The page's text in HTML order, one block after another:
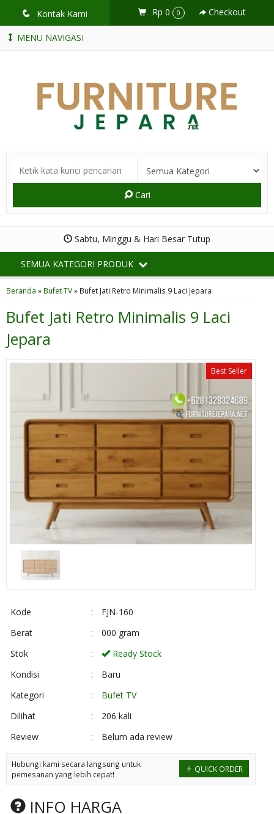
q Kontak Kami Rp 0 0 Checkout
MENU NAVIGASI
Cari
Sabtu, Minggu & Hari Besar Tutup
SEMUA KATEGORI PRODUK
Beranda » Bufet TV» Bufet Jati Retro Minimalis 9 Laci Jepara
Bufet Jati Retro Minimalis 9 Laci
Jepara
Best Seller
Kode :
FJN-160
Berat
:
000 gram
Stok
:
Ready Stock
Kondisi
:
Baru
Kategori
:
Bufet TV
Dilihat
:
206 kali
Review
: Belum ada review
QUICK ORDER
Hubungi kami secara langsung untuk
pemesanan yang lebih cepat!
INFO HARGA